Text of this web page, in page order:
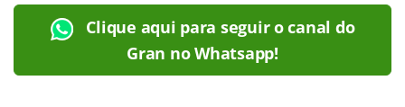
Clique aqui para seguir o canal do
Gran no Whatsapp!